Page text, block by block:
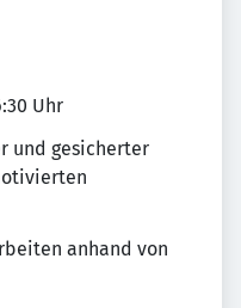
Uhr
und gesicherter
anhand von